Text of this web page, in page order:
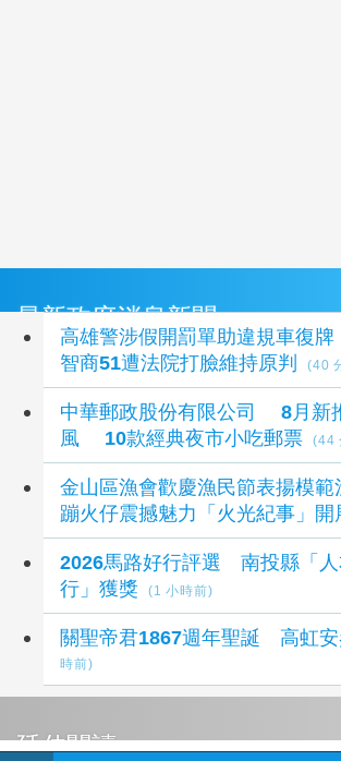
最新政府消息新聞
高雄警涉假開罰單助違規車復
智商51遭法院打臉維持原判
(40
中華郵政股份有限公司 8月新
風 10款經典夜市小吃郵票
(44
金山區漁會歡慶漁民節表揚模
蹦火仔震撼魅力「火光紀事」開
2026馬路好行評選 南投縣「
行」獲獎
(1 小時前)
關聖帝君1867週年聖誕 高虹安
時前)
延伸閱讀